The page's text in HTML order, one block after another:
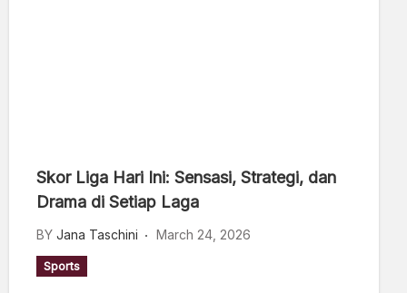
Skor Liga Hari Ini: Sensasi, Strategi, dan
Drama di Setiap Laga
BY Jana Taschini March 24, 2026
Sports